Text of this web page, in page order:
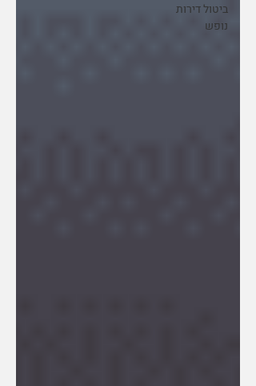
ביטול דירות
נופש